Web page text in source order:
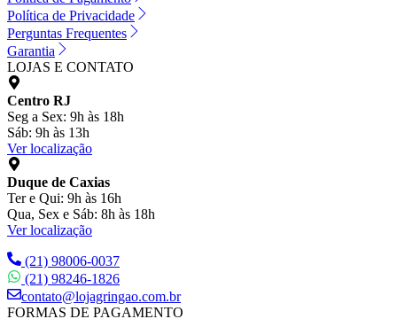
Política de Privacidade
Perguntas Frequentes
Garantia
LOJAS E CONTATO
Centro RJ
Seg a Sex: 9h às 18h
Sáb: 9h às 13h
Ver localização
Duque de Caxias
Ter e Qui: 9h às 16h
Qua, Sex e Sáb: 8h às 18h
Ver localização
(21) 98006-0037
(21) 98246-1826
contato@lojagringao.com.br
FORMAS DE PAGAMENTO